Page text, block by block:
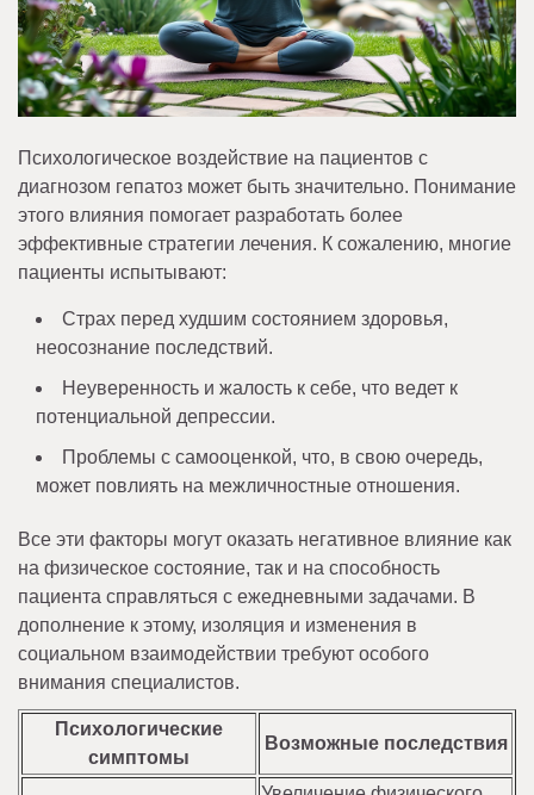
Психологическое воздействие на пациентов с
диагнозом гепатоз может быть значительно. Понимание
этого влияния помогает разработать более
эффективные стратегии лечения. К сожалению, многие
пациенты испытывают:
Страх перед худшим состоянием здоровья,
неосознание последствий.
Неуверенность и жалость к себе, что ведет к
потенциальной депрессии.
Проблемы с самооценкой, что, в свою очередь,
может повлиять на межличностные отношения.
Все эти факторы могут оказать негативное влияние как
на физическое состояние, так и на способность
пациента справляться с ежедневными задачами. В
дополнение к этому, изоляция и изменения в
социальном взаимодействии требуют особого
внимания специалистов.
Психологические
симптомы
Возможные последствия